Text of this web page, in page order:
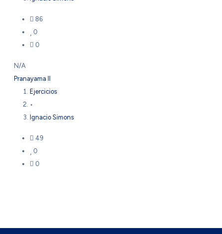
86
0
0
N/A
Pranayama II
Ejercicios
•
Ignacio Simons
49
0
0